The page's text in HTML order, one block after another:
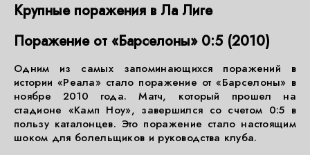
Крупные поражения в Ла Лиге
Поражение от «Барселоны» 0:5 (2010)
Одним из самых запоминающихся поражений в
истории «Реала» стало поражение от «Барселоны» в
ноябре 2010 года. Матч, который прошел на
стадионе «Камп Ноу», завершился со счетом 0:5 в
пользу каталонцев. Это поражение стало настоящим
шоком для болельщиков и руководства клуба.